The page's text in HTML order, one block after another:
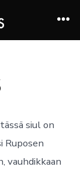
siul on
Ruposen
vauhdikkaan